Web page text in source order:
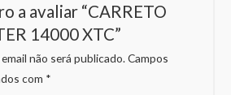
a avaliar “CARRETO
14000 XTC”
não será publicado. Campos
com *